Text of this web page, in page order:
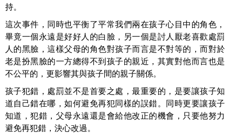
持。
這次事件，同時也平衡了平常我們兩在孩子心目中的角色，
畢竟一個永遠是好好人的白臉，另一個是討人厭老喜歡處罰
人的黑臉，這樣父母的角色對孩子而言是不對等的，而對於
老是扮黑臉的一方總得不到孩子的親近，其實對他而言也是
不公平的，更影響其與孩子間的親子關係。
孩子犯錯，處罰並不是首要之處，最重要的，是要讓孩子知
道自己錯在哪，如何避免再犯同樣的誤錯。同時更要讓孩子
知道，犯錯，父母永遠還是會給他改正的機會，只要他努力
避免再犯錯，決心改過。